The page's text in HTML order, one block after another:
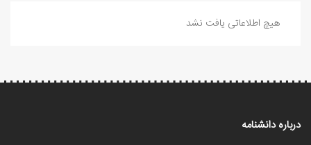
هیچ اطلاعاتی یافت نشد
درباره دانشنامه